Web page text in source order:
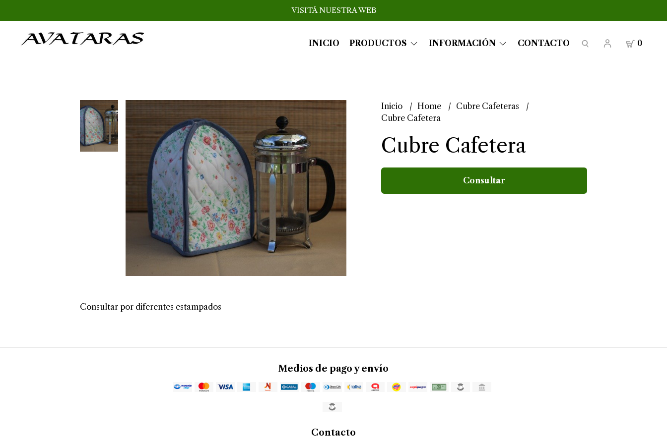
VISITÁ NUESTRA WEB
INICIO PRODUCTOS INFORMACIÓN CONTACTO 0
Consultar por diferentes estampados
Inicio Home
Cubre Cafeteras
Cubre Cafetera
Cubre Cafetera
Consultar
Medios de pago y envío
Contacto